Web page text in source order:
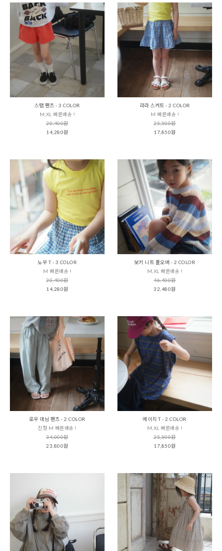
스탭 팬츠 - 3 COLOR
M,XL 빠른배송 !
20,400원
14,280원
라라 스커트 - 2 COLOR
M 빠른배송 !
25,500원
17,850원
노우 T - 3 COLOR
M 빠른배송 !
20,400원
14,280원
보키 니트 풀오버 - 2 COLOR
M,XL 빠른배송 !
46,400원
32,480원
로우 데님 팬츠 - 2 COLOR
진청 M 빠른배송 !
34,000원
23,800원
에이치 T - 2 COLOR
M,XL 빠른배송 !
25,500원
17,850원